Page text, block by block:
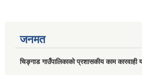
जनमत
चिङ्गाड गाउँपालिकाको प्रशासकीय काम